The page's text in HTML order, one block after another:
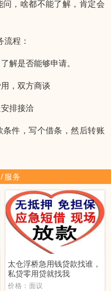
，啥都不能了解，肯定会
程：
解是否能够申请。
，双方商谈
排接洽
件，写个借条，然后转账
服务
太仓浮桥急用钱贷款找谁，
私贷零用贷就找我
价格：面议